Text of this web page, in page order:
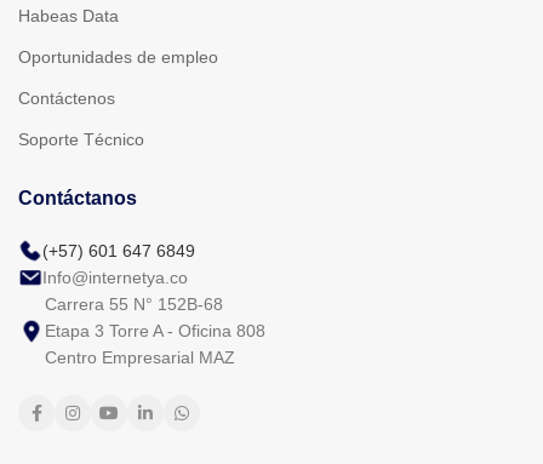
Habeas Data
Oportunidades de empleo
Contáctenos
Soporte Técnico
Contáctanos
(+57) 601 647 6849
Info@internetya.co
Carrera 55 N° 152B-68
Etapa 3 Torre A - Oficina 808
Centro Empresarial MAZ